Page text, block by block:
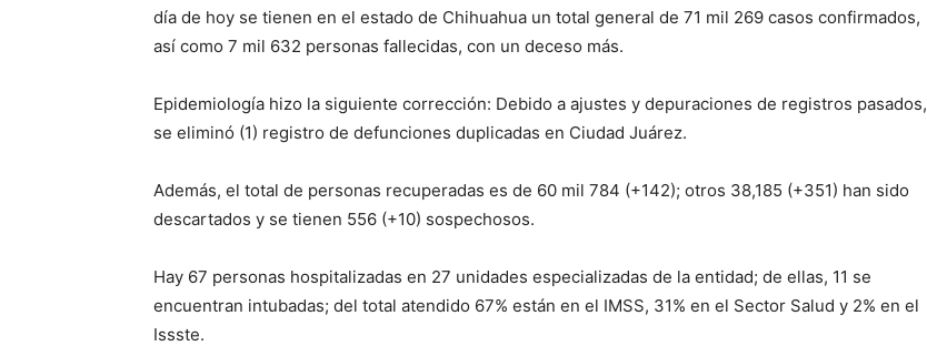
día de hoy se tienen en el estado de Chihuahua un total general de 71 mil 269 casos confirmados,
así como 7 mil 632 personas fallecidas, con un deceso más.
Epidemiología hizo la siguiente corrección: Debido a ajustes y depuraciones de registros pasados,
se eliminó (1) registro de defunciones duplicadas en Ciudad Juárez.
Además, el total de personas recuperadas es de 60 mil 784 (+142); otros 38,185 (+351) han sido
descartados y se tienen 556 (+10) sospechosos.
Hay 67 personas hospitalizadas en 27 unidades especializadas de la entidad; de ellas, 11 se
encuentran intubadas; del total atendido 67% están en el IMSS, 31% en el Sector Salud y 2% en el
Issste.